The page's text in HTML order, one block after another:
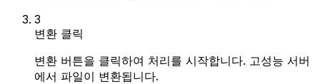
3
변환 클릭
변환 버튼을 클릭하여 처리를 시작합니다. 고성능 서버
에서 파일이 변환됩니다.